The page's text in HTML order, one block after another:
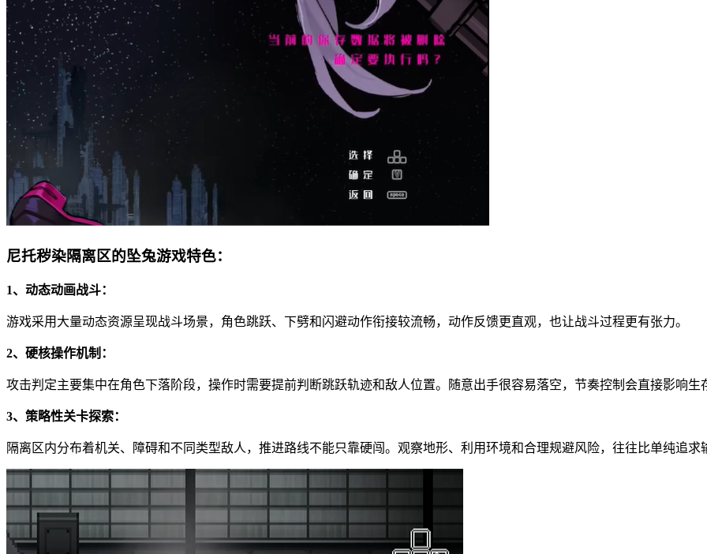
尼托秽染隔离区的坠兔游戏特色：
1、动态动画战斗：
游戏采用大量动态资源呈现战斗场景，角色跳跃、下劈和闪避动作衔接较流畅，动作反馈更直观，也让战斗过程更有张力。
2、硬核操作机制：
攻击判定主要集中在角色下落阶段，操作时需要提前判断跳跃轨迹和敌人位置。随意出手很容易落空，节奏控制会直接影响生
3、策略性关卡探索：
隔离区内分布着机关、障碍和不同类型敌人，推进路线不能只靠硬闯。观察地形、利用环境和合理规避风险，往往比单纯追求